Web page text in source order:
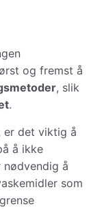
og fremst å
, slik
.
er det viktig å
å ikke
å
som